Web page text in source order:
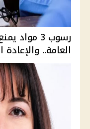
رسوب 3
العامة..